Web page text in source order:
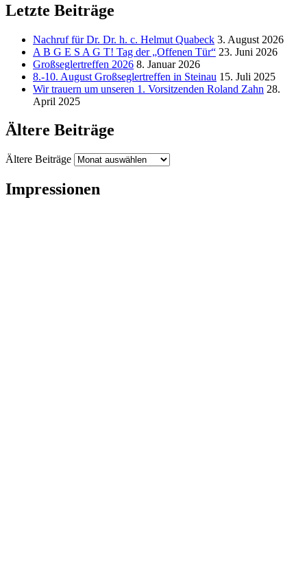
Letzte Beiträge
Nachruf für Dr. Dr. h. c. Helmut Quabeck 3. August 2026
A B G E S A G T! Tag der „Offenen Tür“ 23. Juni 2026
Großseglertreffen 2026 8. Januar 2026
8.-10. August Großseglertreffen in Steinau 15. Juli 2025
Wir trauern um unseren 1. Vorsitzenden Roland Zahn 28.
April 2025
Ältere Beiträge
Ältere Beiträge
Impressionen